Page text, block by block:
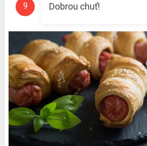
Dobrou chuť!